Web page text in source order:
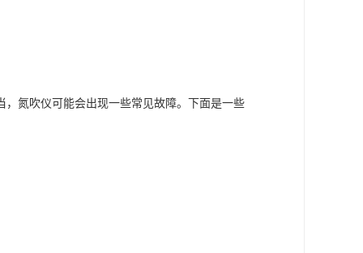
氮吹仪可能会出现一些常见故障。下面是一些